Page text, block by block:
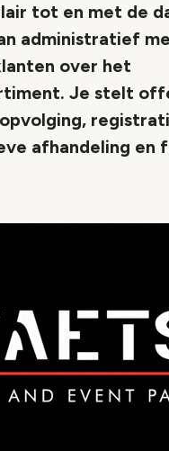
tot en met de
administratief
over het
Je stelt
afhandeling en